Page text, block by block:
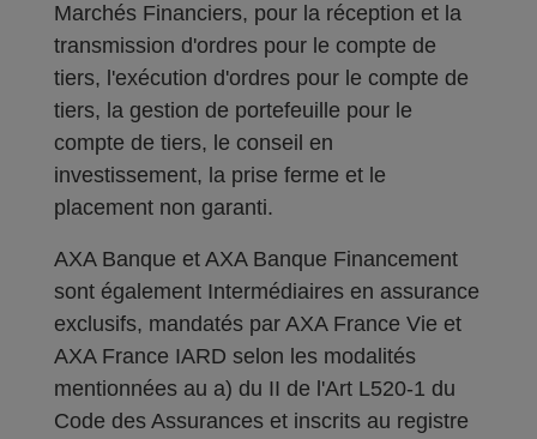
Marchés Financiers, pour la réception et la
transmission d'ordres pour le compte de
tiers, l'exécution d'ordres pour le compte de
tiers, la gestion de portefeuille pour le
compte de tiers, le conseil en
investissement, la prise ferme et le
placement non garanti.
AXA Banque et AXA Banque Financement
sont également Intermédiaires en assurance
exclusifs, mandatés par AXA France Vie et
AXA France IARD selon les modalités
mentionnées au a) du II de l'Art L520-1 du
Code des Assurances et inscrits au registre